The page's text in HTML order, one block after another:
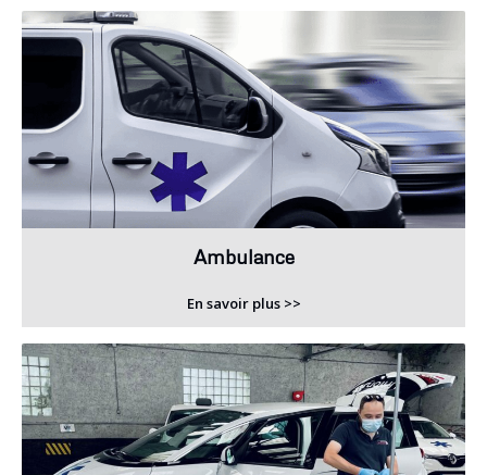
Ambulance
En savoir plus >>